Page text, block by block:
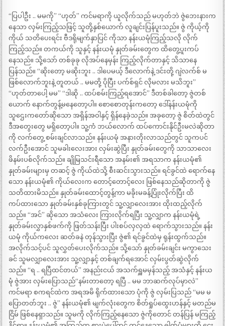
“ပြပါဦး .. မမကို” “ဟုတ်” ကင်မရာကို ယူလိုက်သည် မဟုတ်ဘဲ ဇွဲဘေးနားက
နေသာ လှမ်းကြည့်သဖြင့် သူတို့နှစ်ယောက် လူချင်းပြန်ပူးသည်။ ဇွဲ ကိုယ့်ကို
ကိုယ် သတိပေးရင်း ဗီဒရိုမျက်နှာပြင် ကိုသာ နန်းယမုံကြည့်သလို လိုက်
ကြည့်သည်။ တကယ်ကို သူနှင့် နန်းယမုံ နှုတ်ခမ်းတွေက ထိတွေ့ပူးကပ်
နေသည်။ သို့သော် တစ်ခုခု လိုအပ်နေမှန်း ကြည့်လိုက်တာနှင့် သိသာနေ
ပြန်သည်။ “ဆိုးတော့ မဆိုးဘူး .. ဒါပေမယ့် ဒီလောက်နဲ့ ဒင်းတို့ ဂျဲလက်စ် မ
ဖြစ်လောက်ဘူးနဲ့ တူတယ် .. မမတို့ ပိုပြီး ပက်စ်ရှင် လိုမလား မသိဘူး”
“ဟုတ်တာပေါ့ မမ” “ဒါဆို .. ထပ်စမ်းကြည့်ရအောင်” ဒီတစ်ခါတော့ ဇွဲတစ်
ယောက် နောက်တွန့်မနေတော့ပါ။ စောစောတုန်းကတော့ ဒေါ်နန်းယမုံကို
သူဌေးကတော်ဆိုသော အရှိန်အဝါနှင့် ရှိန်နေခဲ့သည်။ အခုတော့ ဇွဲ စိတ်ထဲတွင်
ဒီအတွေးတွေ မရှိတော့ပါ။ သူ့ကံ ဘယ်လောက် ထပ်ကောင်းနိုင်ဦးမလဲဆိုတာ
ကို လက်တွေ့ စမ်းချင်လာသည်။ နန်းယမုံ အနားတိုးလာသည်တွင် သူကပင်
လက်ဦးအောင် သူမခါးလေးအား လှမ်းဆွဲပြီး နှုတ်ခမ်းတွေကို သာသာလေး
ဖိနမ်းပစ်လိုက်သည်။ ချိုမြသင်းရီသော အနမ်း၏ အရသာက နန်းယမုံ၏
နှုတ်ခမ်းများမှ တဆင့် ဇွဲ ကိုယ်ထဲသို့ စီးဆင်းသွားသည်။ ရင်ခွင်ထဲ ရောက်နေ
သော နန်းယမုံ၏ ကိုယ်လေးက တောင့်တောင့်လေး ဖြစ်နေသည်ဆိုတာကို ဇွဲ
သတိထားမိသည်။ နှုတ်ခမ်းထောင့်တွန့်ကာ မခိုးမခန့်ပြုံးလိုက်ပြီး ထိ
ကပ်ထားသော နှုတ်ခမ်းနှစ်ခုကြားတွင် သူ့လျှာလေးအား ထိုးထည့်လိုက်
သည်။ “အင်” ဆိုသော အသံလေး ကြားလိုက်ရပြီး သူ့လျှာက နန်းယမုံရဲ့
နှုတ်ခမ်းလွှာနှစ်ဖက်ကို ဖြတ်သန်းပြီး ပါးစပ်လှလှထဲ ရောက်သွားသည်။ နန်း
ယမုံ ကိုယ်ကလေး ဆတ်ခနဲ တုန်သွားပြီး ဇွဲ၏ ရင်ခွင်ထဲမှ ရုန်းထွက်သည်။
အလိုက်သင့်ပင် သူလွှတ်ပေးလိုက်သည်။ သို့သော် နှုတ်ခမ်းချင်း မကွာသေး
ခင် သူမလျှာလေးအား သူ့လျှာနှင့် တစ်ချက်ရအောင် လှမ်းပွတ်ဆွဲလိုက်
သည်။ “ရ .. ရပြီထင်တယ်” အနည်းငယ် အသက်ရှူမမှန်သည့် အသံနှင့် နန်းယ
မုံ ဇွဲအား လှမ်းပြောသည်“နမ်းတာတော့ ရပြီ .. မမ ဘာဆက်လုပ်မှာလဲ”
ကင်မရာ စကရင်ထဲက အရအမိ ရိုက်ထားသော ပုံကို ဇွဲ လှမ်းပြသည် “မမ မ
ပြောတတ်ဘူး .. ဇွဲ” နန်းယမုံ၏ မျက်လုံးတွေက စိတ်ရှုပ်ထွေးဟန်နှင့် မတည်မ
ငြိမ် ဖြစ်နေရှာသည်။ သူမကို လိုက်ကြည့်နေသော ဇွဲကိုတောင် တန်ပြန် မကြည့်